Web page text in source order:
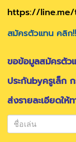
https://
สมัครตัวแทน คลิก!!
ขอข้อมูลสมัครตัว
ประกันbyครูเล็ก
ส่งรายละเอียดให้